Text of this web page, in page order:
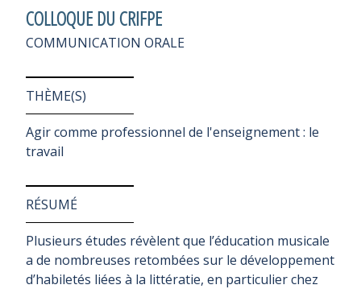
COLLOQUE DU CRIFPE
COMMUNICATION ORALE
THÈME(S)
Agir comme professionnel de l'enseignement : le
travail
RÉSUMÉ
Plusieurs études révèlent que l’éducation musicale
a de nombreuses retombées sur le développement
d’habiletés liées à la littératie, en particulier chez